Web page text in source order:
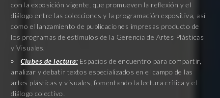
con la exposición vigente, que promueven la reflexión y el
diálogo entre las colecciones y la programación expositiva, así
como el lanzamiento de publicaciones impresas producto de
los programas de estímulos de la Gerencia de Artes Plásticas
y Visuales.
Clubes de lectura: Espacios de encuentro para compartir,
analizar y debatir textos especializados en el campo de las
artes plásticas y visuales, fomentando la lectura crítica y el
diálogo colectivo.